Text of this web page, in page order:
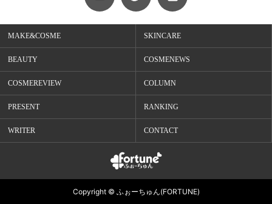
MAKE&COSME SKINCARE
BEAUTY COSMENEWS
COSMEREVIEW COLUMN
PRESENT RANKING
WRITER CONTACT
Copyright © ふぉーちゅん(FORTUNE)